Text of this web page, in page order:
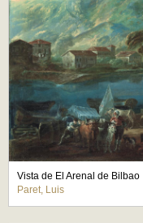
Vista de El Arenal de Bilbao
Paret, Luis